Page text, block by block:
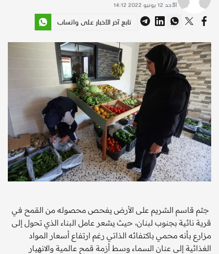
الأحد 12 يونيو 2022 14:12
تابع آخر الأخبار على واتساب
جثم قاسم الشريم على الأرض يفحص محصوله من القمح في
قرية نائية بجنوب لبنان، حيث يشعر عامل البناء الذي تحول إلى
مزارع بأنه محمي باكتفائه الذاتي رغم ارتفاع أسعار المواد
الغذائية إلى عنان السماء وسط أزمة قمح عالمية والانهيار